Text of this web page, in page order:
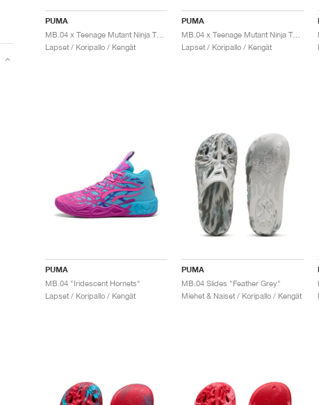
PUMA
MB.04 x Teenage Mutant Ninja Turtles "Raphael and Donatello"
Lapset / Koripallo / Kengät
PUMA
MB.04 x Teenage Mutant Ninja Turtles "Leonardo & Michelangelo"
Lapset / Koripallo / Kengät
PUMA
MB.04 "Iridescent Hornets"
Lapset / Koripallo / Kengät
PUMA
MB.04 Slides "Feather Grey"
Miehet & Naiset / Koripallo / Kengät